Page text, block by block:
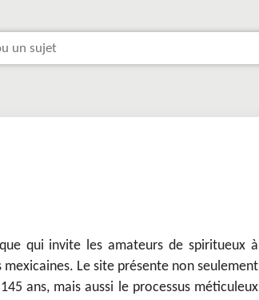
qui invite les amateurs de spiritueux à
Le site présente non seulement
ans, mais aussi le processus méticuleux